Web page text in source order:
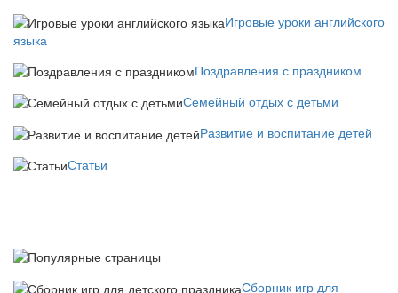
Игровые уроки английского
языка
Поздравления с праздником
Семейный отдых с детьми
Развитие и воспитание детей
Статьи
Сборник игр для